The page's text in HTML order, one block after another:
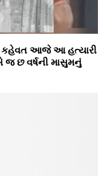
કહેવત આજે આ હત્યારી
જ છ વર્ષની માસુમનું